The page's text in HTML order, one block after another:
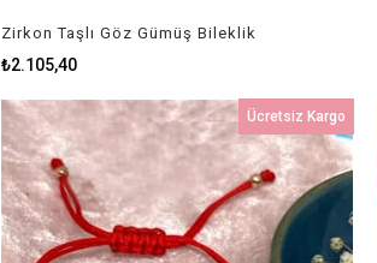
Zirkon Taşlı Göz Gümüş Bileklik
₺2.105,40
Ücretsiz Kargo